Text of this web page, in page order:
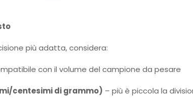
più adatta, considera:
con il volume del campione da pesare
centesimi di grammo) – più è piccola la